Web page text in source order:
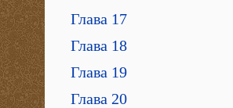
Глава 17
Глава 18
Глава 19
Глава 20